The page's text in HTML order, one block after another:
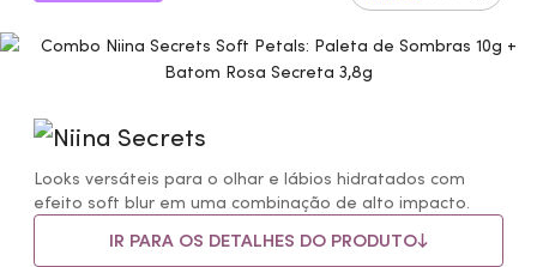
Looks versáteis para o olhar e lábios hidratados com
efeito soft blur em uma combinação de alto impacto.
IR PARA OS DETALHES DO PRODUTO